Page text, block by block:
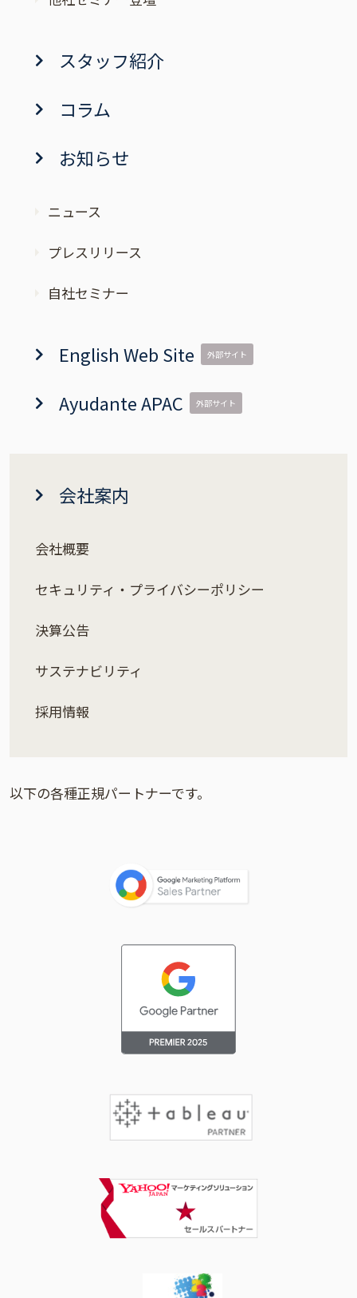
スタッフ紹介
コラム
お知らせ
ニュース
プレスリリース
自社セミナー
English Web Site 外部サイト
Ayudante APAC 外部サイト
会社案内
会社概要
セキュリティ・プライバシーポリシー
決算公告
サステナビリティ
採用情報
以下の各種正規パートナーです。